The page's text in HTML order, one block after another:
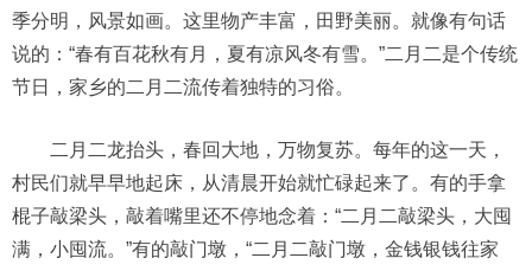
季分明，风景如画。这里物产丰富，田野美丽。就像有句话
说的：“春有百花秋有月，夏有凉风冬有雪。”二月二是个传统
节日，家乡的二月二流传着独特的习俗。
二月二龙抬头，春回大地，万物复苏。每年的这一天，
村民们就早早地起床，从清晨开始就忙碌起来了。有的手拿
棍子敲梁头，敲着嘴里还不停地念着：“二月二敲梁头，大囤
满，小囤流。”有的敲门墩，“二月二敲门墩，金钱银钱往家